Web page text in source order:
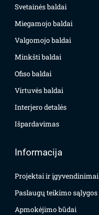
Svetainės baldai
Miegamojo baldai
Valgomojo baldai
Minkšti baldai
Ofiso baldai
Virtuvės baldai
Interjero detalės
Išpardavimas
Informacija
Projektai ir įgyvendinimai
Paslaugų teikimo sąlygos
Apmokėjimo būdai